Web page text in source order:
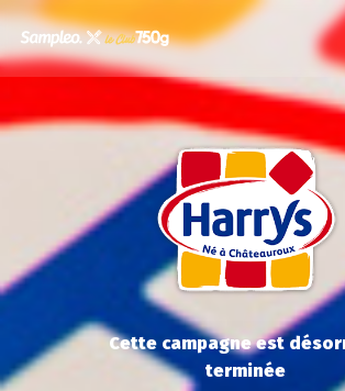
Cette campagne est
terminée